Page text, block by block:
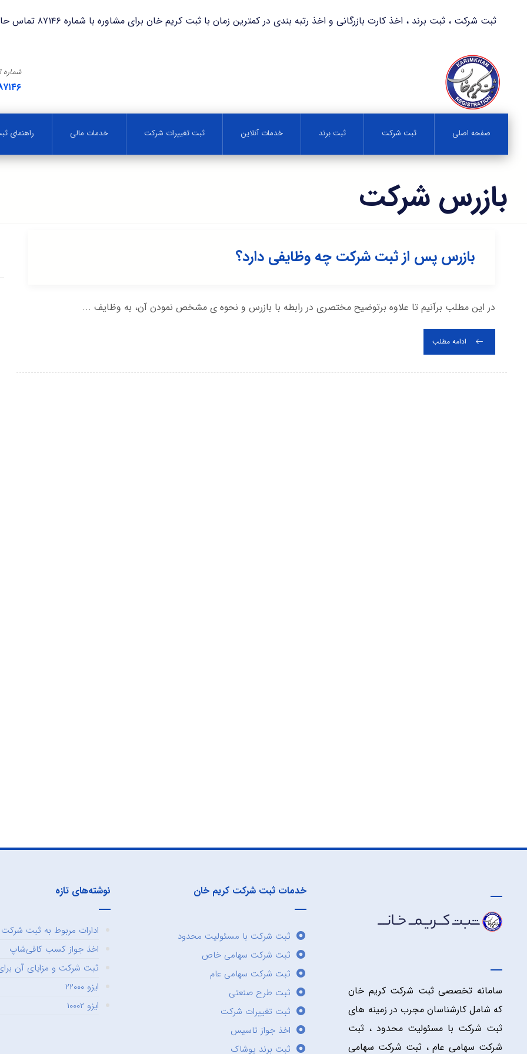
ثبت شرکت ، ثبت برند ، اخذ کارت بازرگانی و اخذ رتبه بندی در کمترین زمان با ثبت کریم خان برای مشاوره با شماره ۸۷۱۴۶ تماس حاصل فرمایید.
صفحه اصلی ثبت شرکت ثبت برند خدمات آنلاین ثبت تغییرات شرکت خدمات مالی راهنمای
بازرس شرکت
بازرس پس از ثبت شرکت چه وظایفی دارد؟
در این مطلب برآنیم تا علاوه برتوضیح مختصری در رابطه با بازرس و نحوه ی مشخص نمودن آن، به وظایف ...
ادامه مطلب
سامانه تخصصی ثبت شرکت کریم خان
که شامل کارشناسان مجرب در زمینه های
ثبت شرکت با مسئولیت محدود ، ثبت
شرکت سهامی عام ، ثبت شرکت سهامی
خدمات ثبت شرکت کریم خان
ثبت شرکت با مسئولیت محدود
ثبت شرکت سهامی خاص
ثبت شرکت سهامی عام
ثبت طرح صنعتی
ثبت تغییرات شرکت
اخذ جواز تاسیس
ثبت برند پوشاک
نوشته‌های تازه
ادارات مربوط به ثبت شرکت
اخذ جواز کسب کافی‌شاپ
ثبت شرکت و مزایای آن برای
ایزو ۲۲۰۰۰
ایزو ۱۰۰۰۲